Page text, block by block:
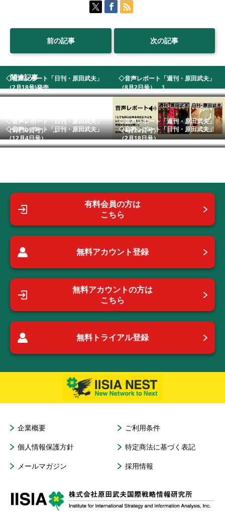
前の記事 次の記事
関連記事
◇音声レポート「日刊・原田武夫」
（2月18号)発売...
◇音声レポート「週刊・原田武夫」
（8月2日号） 1...
◇音声レポート「日刊・原田武夫」
（5月30日号） ...
◇音声レポート「週刊・原田武夫」
（4月23日号）
◇音声レポート「日刊・原田武夫」
（12月4日号）
◇音声レポート「日刊・原田武夫」
（2月18日号）
有料会員の方は
こちら
無料アカウント登録
無料アカウントの方は
こちら
無料トライアル登録
企業概要 ご利用条件
個人情報保護方針 特定商法に基づく表記
メールマガジン 採用情報